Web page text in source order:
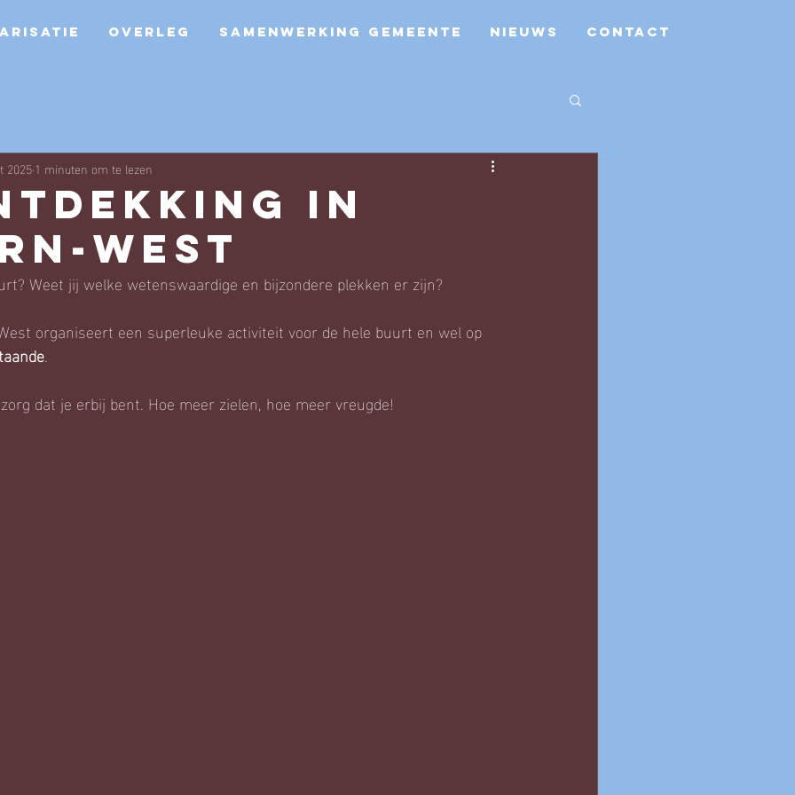
OVERLEG SAMENWERKING GEMEENTE NIEUWS CONTACT
in
West
20251 minuten om te lezen
Weet jij welke wetenswaardige en bijzondere plekken er zijn?
organiseert een superleuke activiteit voor de hele buurt en wel op
.
dat je erbij bent. Hoe meer zielen, hoe meer vreugde!